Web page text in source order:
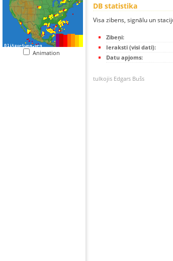
Animation
DB statistika
Visa zibens, signālu un
Zibeņi:
Ieraksti (visi dati):
Datu apjoms:
tulkojis Edgars Bušs